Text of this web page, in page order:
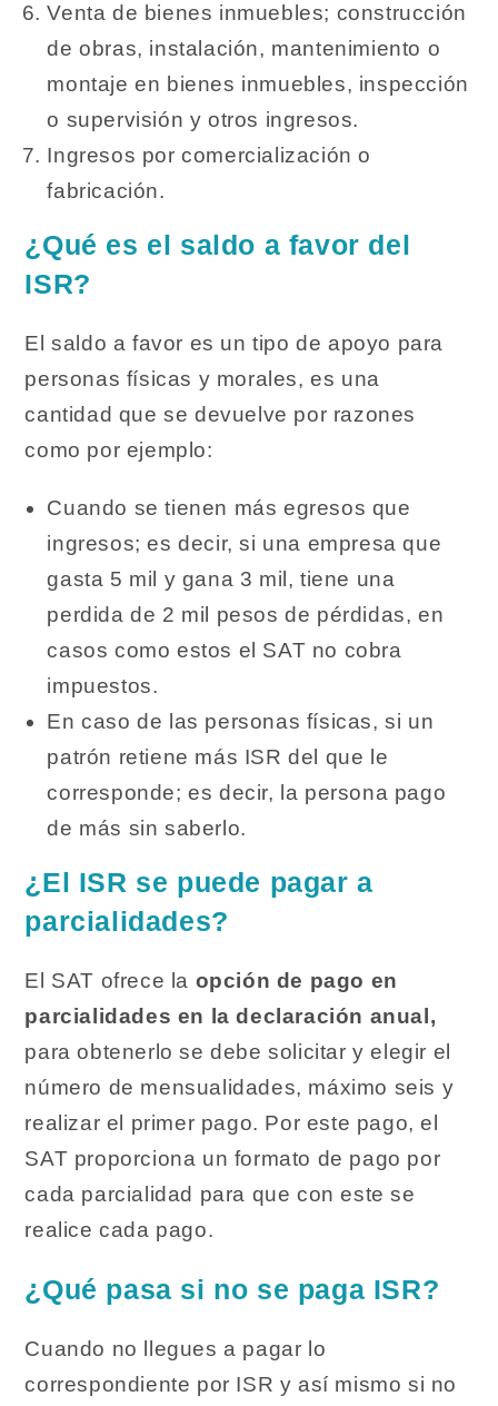
Venta de bienes inmuebles; construcción
de obras, instalación, mantenimiento o
montaje en bienes inmuebles, inspección
o supervisión y otros ingresos.
Ingresos por comercialización o
fabricación.
¿Qué es el saldo a favor del
ISR?
El saldo a favor es un tipo de apoyo para
personas físicas y morales, es una
cantidad que se devuelve por razones
como por ejemplo:
Cuando se tienen más egresos que
ingresos; es decir, si una empresa que
gasta 5 mil y gana 3 mil, tiene una
perdida de 2 mil pesos de pérdidas, en
casos como estos el SAT no cobra
impuestos.
En caso de las personas físicas, si un
patrón retiene más ISR del que le
corresponde; es decir, la persona pago
de más sin saberlo.
¿El ISR se puede pagar a
parcialidades?
El SAT ofrece la opción de pago en
parcialidades en la declaración anual,
para obtenerlo se debe solicitar y elegir el
número de mensualidades, máximo seis y
realizar el primer pago. Por este pago, el
SAT proporciona un formato de pago por
cada parcialidad para que con este se
realice cada pago.
¿Qué pasa si no se paga ISR?
Cuando no llegues a pagar lo
correspondiente por ISR y así mismo si no